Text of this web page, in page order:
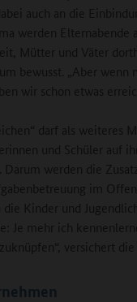
auch an die
werden Elternabende
Mütter und Väter
bewusst. „Aber wenn
wir schon etwas
darf als weiteres
und Schüler auf
Darum werden die
im
Kinder und
Je mehr ich
versichert